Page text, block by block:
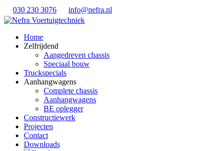
030 230 3076 info@nefra.nl
Home
Zelfrijdend
Aangedreven chassis
Speciaal bouw
Truckspecials
Aanhangwagens
Complete chassis
Aanhangwagens
BE oplegger
Constructiewerk
Projecten
Contact
Downloads